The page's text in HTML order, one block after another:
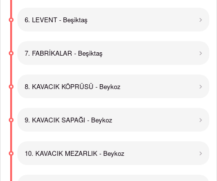
6. LEVENT - Beşiktaş
7. FABRİKALAR - Beşiktaş
8. KAVACIK KÖPRÜSÜ - Beykoz
9. KAVACIK SAPAĞI - Beykoz
10. KAVACIK MEZARLIK - Beykoz